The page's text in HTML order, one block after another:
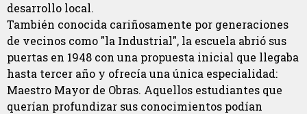
desarrollo local.
También conocida cariñosamente por generaciones
de vecinos como "la Industrial", la escuela abrió sus
puertas en 1948 con una propuesta inicial que llegaba
hasta tercer año y ofrecía una única especialidad:
Maestro Mayor de Obras. Aquellos estudiantes que
querían profundizar sus conocimientos podían